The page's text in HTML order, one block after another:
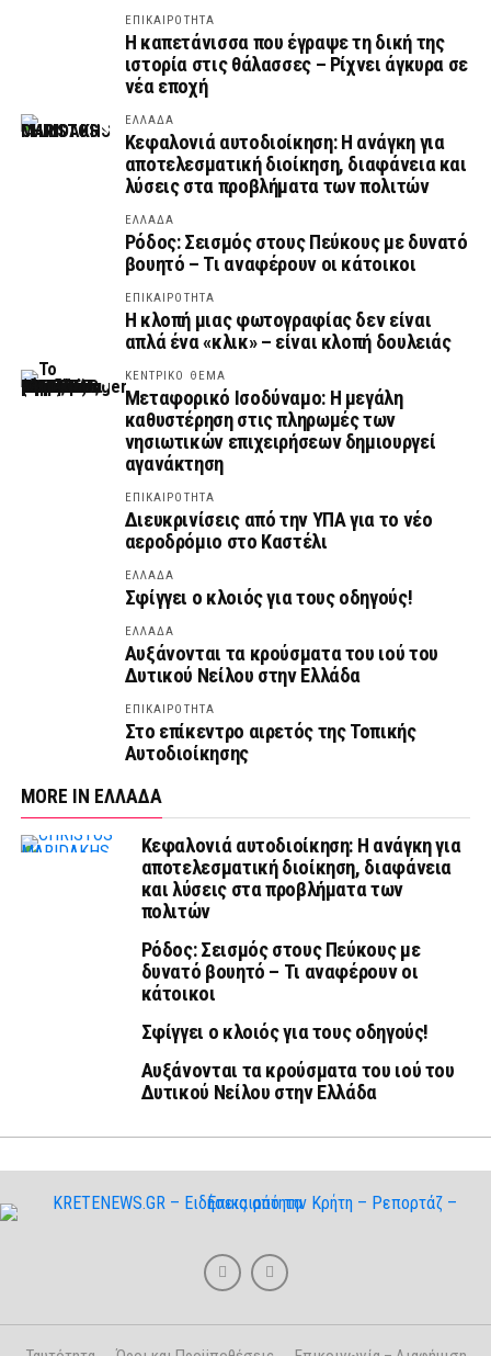
ΕΠΙΚΑΙΡΟΤΗΤΑ
Η καπετάνισσα που έγραψε τη δική της
ιστορία στις θάλασσες – Ρίχνει άγκυρα σε
νέα εποχή
ΕΛΛΑΔΑ
Κεφαλονιά αυτοδιοίκηση: Η ανάγκη για
αποτελεσματική διοίκηση, διαφάνεια και
λύσεις στα προβλήματα των πολιτών
ΕΛΛΑΔΑ
Ρόδος: Σεισμός στους Πεύκους με δυνατό
βουητό – Τι αναφέρουν οι κάτοικοι
ΕΠΙΚΑΙΡΟΤΗΤΑ
Η κλοπή μιας φωτογραφίας δεν είναι
απλά ένα «κλικ» – είναι κλοπή δουλειάς
ΚΕΝΤΡΙΚΟ ΘΕΜΑ
Μεταφορικό Ισοδύναμο: Η μεγάλη
καθυστέρηση στις πληρωμές των
νησιωτικών επιχειρήσεων δημιουργεί
αγανάκτηση
ΕΠΙΚΑΙΡΟΤΗΤΑ
Διευκρινίσεις από την ΥΠΑ για το νέο
αεροδρόμιο στο Καστέλι
ΕΛΛΑΔΑ
Σφίγγει ο κλοιός για τους οδηγούς!
ΕΛΛΑΔΑ
Αυξάνονται τα κρούσματα του ιού του
Δυτικού Νείλου στην Ελλάδα
ΕΠΙΚΑΙΡΟΤΗΤΑ
Στο επίκεντρο αιρετός της Τοπικής
Αυτοδιοίκησης
MORE IN ΕΛΛΑΔΑ
Κεφαλονιά αυτοδιοίκηση: Η ανάγκη για
αποτελεσματική διοίκηση, διαφάνεια
και λύσεις στα προβλήματα των
πολιτών
Ρόδος: Σεισμός στους Πεύκους με
δυνατό βουητό – Τι αναφέρουν οι
κάτοικοι
Σφίγγει ο κλοιός για τους οδηγούς!
Αυξάνονται τα κρούσματα του ιού του
Δυτικού Νείλου στην Ελλάδα